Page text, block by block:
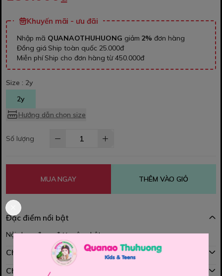
Khuyến mãi - ưu đãi
Nhập mã QUANAOTHUHUONG giảm 2% đơn hàng
Đồng giá Ship toàn quốc 25.000đ
Miễn phí Ship cho đơn hàng từ 450.000đ
Size : 2y
2y
Hướng dẫn chọn size
Số lượng
MUA NGAY THÊM VÀO GIỎ
Đặc điểm nổi bật
Nội dung đang được cập nhật
Chính sách mua hàng
Chính sách đổi hàng